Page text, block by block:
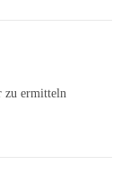
zu ermitteln